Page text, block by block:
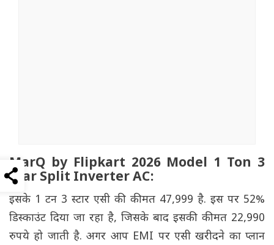
MarQ by Flipkart 2026 Model 1 Ton 3
Star Split Inverter AC:
इसके 1 टन 3 स्टार एसी की कीमत 47,999 है. इस पर 52%
डिस्काउंट दिया जा रहा है, जिसके बाद इसकी कीमत 22,990
रुपये हो जाती है. अगर आप EMI पर एसी खरीदने का प्लान